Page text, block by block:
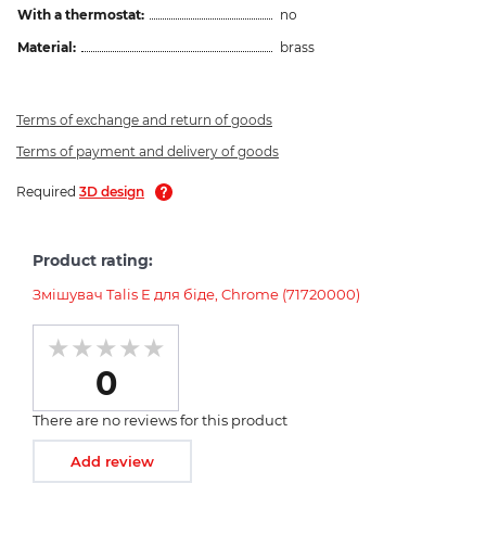
With a thermostat:
no
Material:
brass
Terms of exchange and return of goods
Terms of payment and delivery of goods
Required 3D design
Product rating:
Змішувач Talis E для біде, Chrome (71720000)
0
There are no reviews for this product
Add review